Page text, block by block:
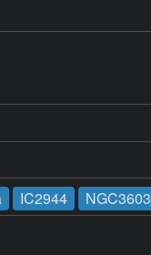
IC2944 NGC3603